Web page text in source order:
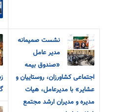
نشست صمیمانه
مدیر عامل
«صندوق بیمه
اجتماعی کشاورزان، روستاییان و
عشایر» با مدیرعامل، هیات
مدیره و مدیران ارشد مجتمع